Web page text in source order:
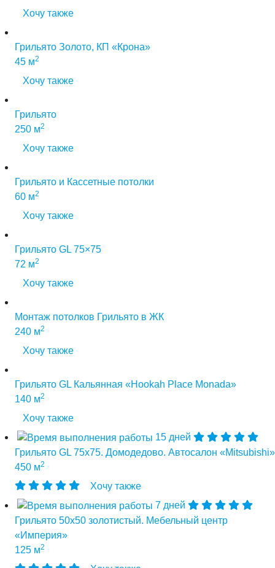
Хочу также
Грильято Золото, КП «Крона»
45 м2
Хочу также
Грильято
250 м2
Хочу также
Грильято и Кассетные потолки
60 м2
Хочу также
Грильято GL 75×75
72 м2
Хочу также
Монтаж потолков Грильято в ЖК
240 м2
Хочу также
Грильято GL Кальянная «Hookah Place Monada»
140 м2
Хочу также
15 дней
Грильято GL 75х75. Домодедово. Автосалон «Mitsubishi»
450 м2
Хочу также
7 дней
Грильято 50х50 золотистый. Мебельный центр
«Империя»
125 м2